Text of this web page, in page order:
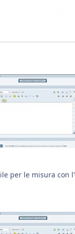
per le misura con